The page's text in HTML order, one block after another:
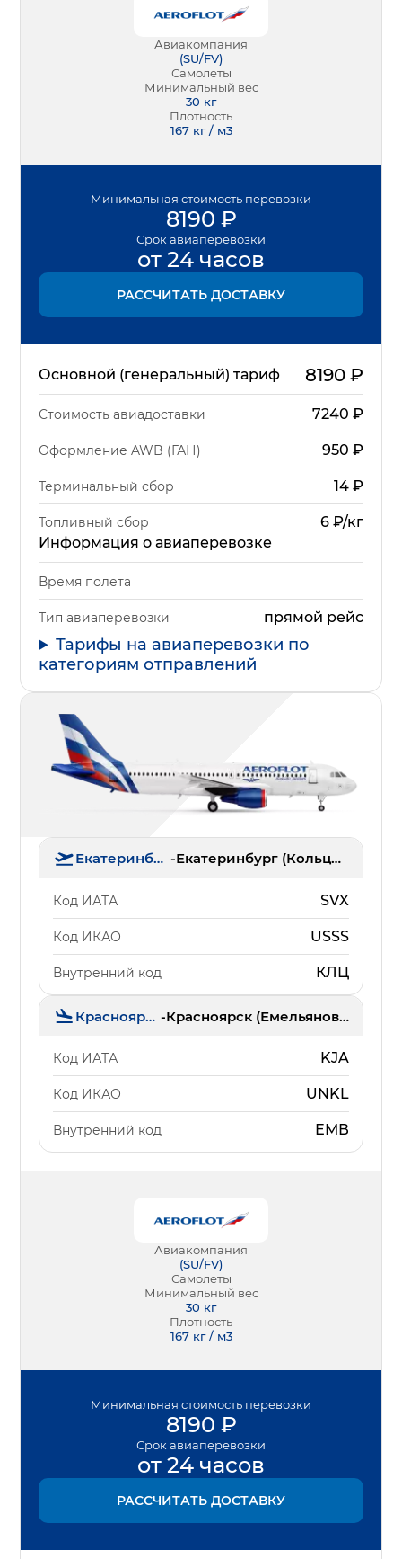
Авиакомпания
(SU/FV)
Самолеты
Минимальный вес
30 кг
Плотность
167 кг / м3
Минимальная стоимость перевозки
8190 ₽
Срок авиаперевозки
от 24 часов
РАССЧИТАТЬ ДОСТАВКУ
Основной (генеральный) тариф 8190₽
Стоимость авиадоставки 7240 ₽
Оформление AWB (ГАН) 950 ₽
Терминальный сбор 14₽
Топливный сбор
6 ₽/кг
Информация о авиаперевозке
Время полета
Тип авиаперевозки прямой рейс
Тарифы на авиаперевозки по
категориям отправлений
Екатеринбург - Екатеринбург (Кольцово)
Код ИАТА SVX
Код ИКАО USSS
Внутренний код КЛЦ
Красноярск - Красноярск (Емельяново)
Код ИАТА KJA
Код ИКАО UNKL
Внутренний код ЕМВ
Авиакомпания
(SU/FV)
Самолеты
Минимальный вес
30 кг
Плотность
167 кг / м3
Минимальная стоимость перевозки
8190 ₽
Срок авиаперевозки
от 24 часов
РАССЧИТАТЬ ДОСТАВКУ